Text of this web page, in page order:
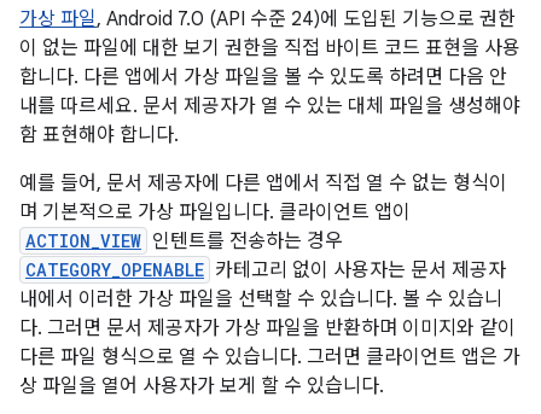
가상 파일, Android 7.0 (API 수준 24)에 도입된 기능으로 권한
이 없는 파일에 대한 보기 권한을 직접 바이트 코드 표현을 사용
합니다. 다른 앱에서 가상 파일을 볼 수 있도록 하려면 다음 안
내를 따르세요. 문서 제공자가 열 수 있는 대체 파일을 생성해야
함 표현해야 합니다.
예를 들어, 문서 제공자에 다른 앱에서 직접 열 수 없는 형식이
며 기본적으로 가상 파일입니다. 클라이언트 앱이
ACTION_VIEW 인텐트를 전송하는 경우
CATEGORY_OPENABLE 카테고리 없이 사용자는 문서 제공자
내에서 이러한 가상 파일을 선택할 수 있습니다. 볼 수 있습니
다. 그러면 문서 제공자가 가상 파일을 반환하며 이미지와 같이
다른 파일 형식으로 열 수 있습니다. 그러면 클라이언트 앱은 가
상 파일을 열어 사용자가 보게 할 수 있습니다.